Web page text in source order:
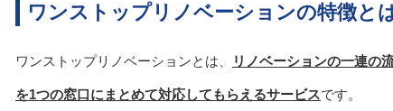
ワンストップリノベーションの特徴と
ワンストップリノベーションとは、 リノベーションの一連の
を1つの窓口にまとめて対応してもらえるサービスです。